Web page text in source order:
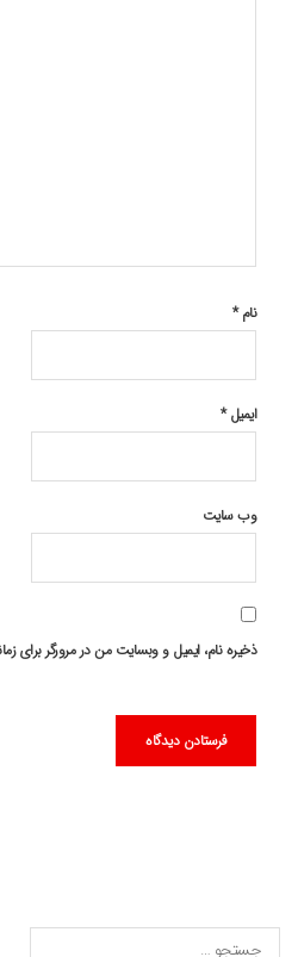
نام*
ایمیل*
وب‌ سایت
ذخیره نام، ایمیل و وبسایت من در مرورگر برای